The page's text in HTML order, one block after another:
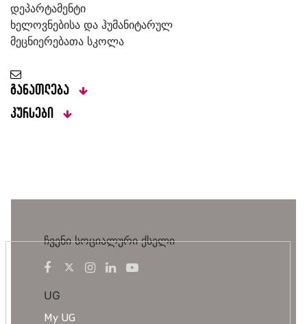
დეპარტამენტი
ხელოვნებისა და ჰუმანიტარულ
მეცნიერებათა სკოლა
განათლება
კურსები
ჩვენი სოციალური ქსელი
UG
My UG